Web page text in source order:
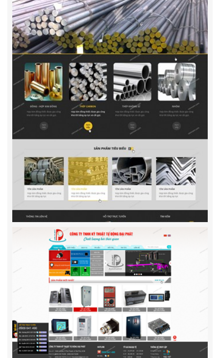
Công Ty TNHH Xuất Nhập Khẩu TM Kim Loại
Thiết kế website Công ty TNHH xuất nhập khẩu TM Kim Loại
Công Ty TNHH Kỷ Nguyên Xanh
Thiết kế website Công ty TNHH Kỷ Nguyên Xanh